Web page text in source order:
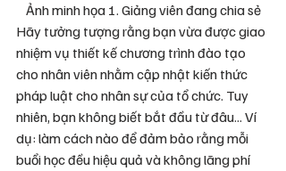
Ảnh minh họa 1. Giảng viên đang chia sẻ
Hãy tưởng tượng rằng bạn vừa được giao
nhiệm vụ thiết kế chương trình đào tạo
cho nhân viên nhằm cập nhật kiến thức
pháp luật cho nhân sự của tổ chức. Tuy
nhiên, bạn không biết bắt đầu từ đâu... Ví
dụ: làm cách nào để đảm bảo rằng mỗi
buổi học đều hiệu quả và không lãng phí